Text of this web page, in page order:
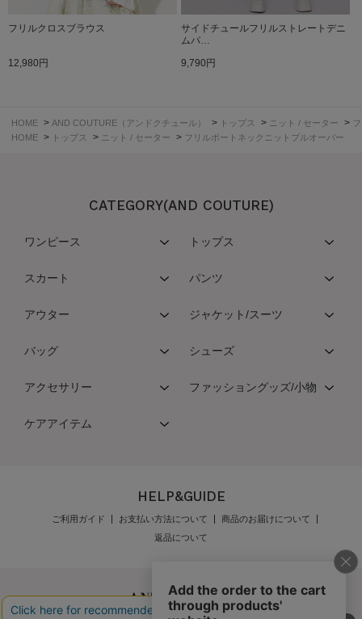
フリルクロスブラウス
12,980円
サイドチュールフリルストレートデニ
ムパ…
9,790円
HOME > AND COUTURE（アンドクチュール） > トップス > ニット / セーター >
HOME > トップス > ニット / セーター > フリルボートネックニットプルオーバー
CATEGORY(AND COUTURE)
ワンピース トップス
スカート パンツ
アウター ジャケット/スーツ
バッグ シューズ
アクセサリー ファッショングッズ/小物
ケアアイテム
HELP&GUIDE
ご利用ガイド お支払い方法について
商品のお届けについて
返品について